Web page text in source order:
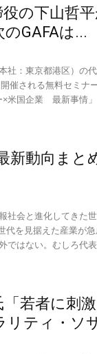
動
運
の下山哲平
GAFAは...
社：東京都港区）の
催される無料セミナ
×米国企業 最新事情
新動向ま
社会と進化してきた
代を見据えた産業が急
ではない。むしろ代
「若者に刺
ティ・ソ